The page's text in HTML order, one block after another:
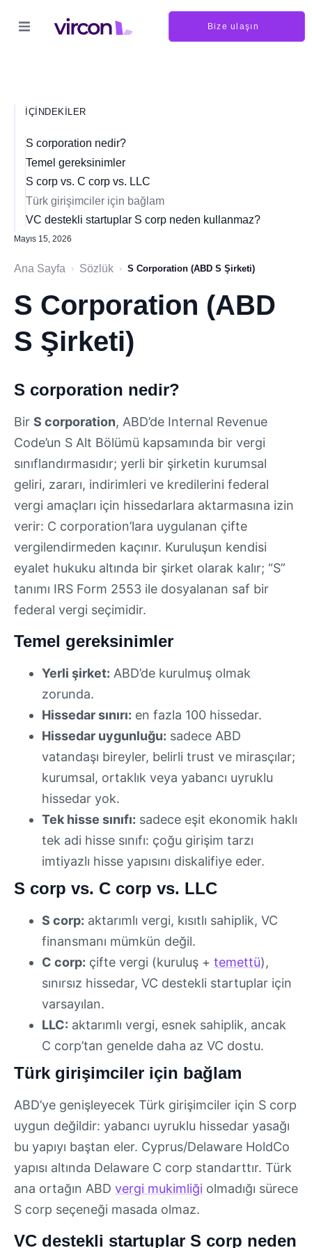
Bize ulaşın
İÇINDEKILER
S corporation nedir?
Temel gereksinimler
S corp vs. C corp vs. LLC
Türk girişimciler için bağlam
VC destekli startuplar S corp neden kullanmaz?
Mayıs 15, 2026
Ana Sayfa › Sözlük › S Corporation (ABD S Şirketi)
S Corporation (ABD
S Şirketi)
S corporation nedir?
Bir S corporation, ABD’de Internal Revenue
Code’un S Alt Bölümü kapsamında bir vergi
sınıflandırmasıdır; yerli bir şirketin kurumsal
geliri, zararı, indirimleri ve kredilerini federal
vergi amaçları için hissedarlara aktarmasına izin
verir: C corporation’lara uygulanan çifte
vergilendirmeden kaçınır. Kuruluşun kendisi
eyalet hukuku altında bir şirket olarak kalır; “S”
tanımı IRS Form 2553 ile dosyalanan saf bir
federal vergi seçimidir.
Temel gereksinimler
Yerli şirket: ABD’de kurulmuş olmak
zorunda.
Hissedar sınırı: en fazla 100 hissedar.
Hissedar uygunluğu: sadece ABD
vatandaşı bireyler, belirli trust ve mirasçılar;
kurumsal, ortaklık veya yabancı uyruklu
hissedar yok.
Tek hisse sınıfı: sadece eşit ekonomik haklı
tek adi hisse sınıfı: çoğu girişim tarzı
imtiyazlı hisse yapısını diskalifiye eder.
S corp vs. C corp vs. LLC
S corp: aktarımlı vergi, kısıtlı sahiplik, VC
finansmanı mümkün değil.
C corp: çifte vergi (kuruluş + temettü),
sınırsız hissedar, VC destekli startuplar için
varsayılan.
LLC: aktarımlı vergi, esnek sahiplik, ancak
C corp’tan genelde daha az VC dostu.
Türk girişimciler için bağlam
ABD’ye genişleyecek Türk girişimciler için S corp
uygun değildir: yabancı uyruklu hissedar yasağı
bu yapıyı baştan eler. Cyprus/Delaware HoldCo
yapısı altında Delaware C corp standarttır. Türk
ana ortağın ABD vergi mukimliği olmadığı sürece
S corp seçeneği masada olmaz.
VC destekli startuplar S corp neden